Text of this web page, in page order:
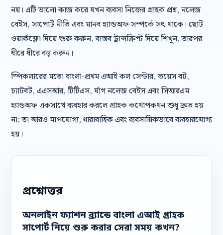
নয়। এটি ভালো কাজ করে যখন ব্যবসা নিজের গ্রাহক প্রশ্ন, নলেজ
বেইস, সাপোর্ট নীতি এবং মানব হ্যান্ডঅফ সম্পর্কে সৎ থাকে। ছোট
ওয়ার্কফ্লো দিয়ে শুরু করুন, বাস্তব ট্রান্সক্রিপ্ট দিয়ে শিখুন, তারপর
ধীরে ধীরে বড় করুন।
স্পিকলারের মতো বাংলা-প্রথম এআই কল সেন্টার, ভয়েস বট,
চ্যাটবট, এএসআর, টিটিএস, র্যাগ নলেজ বেইস এবং সিআরএম
হ্যান্ডঅফ একসাথে ব্যবহার করলে গ্রাহক কথোপকথন শুধু দ্রুত হয়
না; তা আরও মাপযোগ্য, ধারাবাহিক এবং ব্যবসায়িকভাবে ব্যবহারযোগ্য
হয়।
প্রশ্নোত্তর
অনলাইন ফ্যাশন ব্র্যান্ডে বাংলা এআই গ্রাহক
সাপোর্ট নিয়ে শুরু করার সেরা সময় কখন?